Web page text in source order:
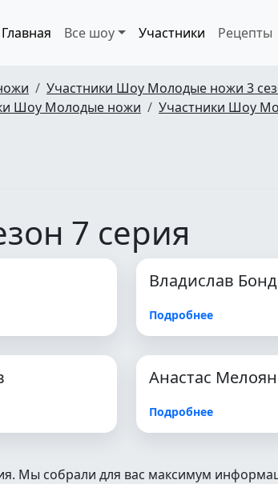
Главная Все шоу Участники Рецепты
Участники Шоу Молодые ножи 3
Шоу Молодые ножи
Участники Шоу
7 серия
Владислав
Подробнее
Анастас Мелоян
Подробнее
Мы собрали для вас максимум